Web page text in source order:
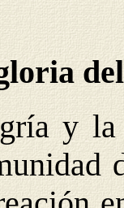
y la